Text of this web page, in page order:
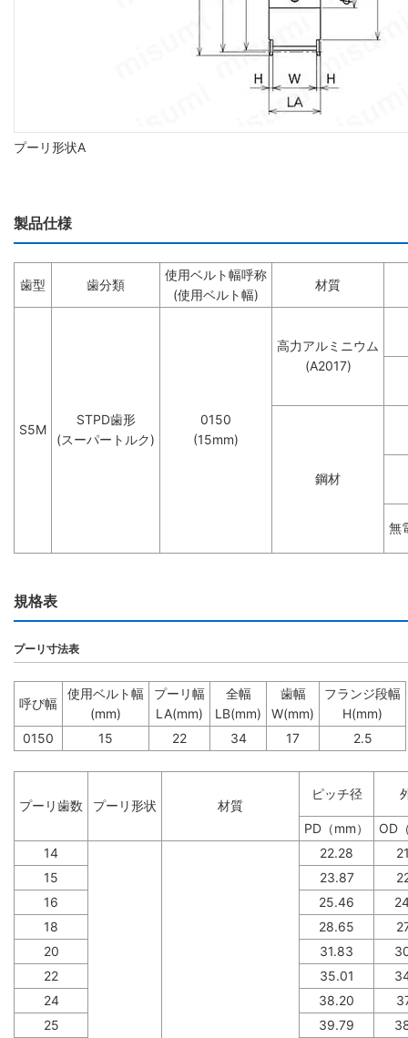
プーリ形状A
製品仕様
歯型 歯分類
使用ベルト幅呼称
(使用ベルト幅)
材質
S5M
STPD歯形
(スーパートルク)
0150
(15mm)
高力アルミニウム
(A2017)
鋼材
無
規格表
プーリ寸法表
呼び幅
使用ベルト幅
(mm)
プーリ幅
LA(mm)
全幅
LB(mm)
歯幅
W(mm)
フランジ段幅
H(mm)
0150
15 22 34 17 2.5
プーリ歯数 プーリ形状 材質
ピッチ径
PD（mm）
OD
14
22.28
15
23.87
16
25.46
18
28.65
20
31.83
22
35.01
24
38.20
25
39.79